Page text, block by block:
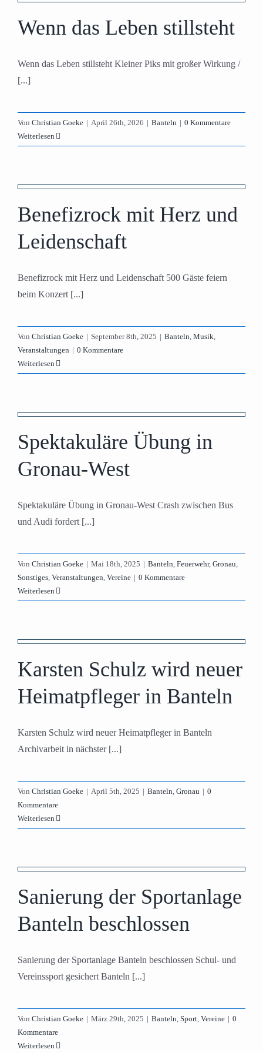
Wenn das Leben stillsteht
Wenn das Leben stillsteht Kleiner Piks mit großer Wirkung /
[...]
Von Christian Goeke | April 26th, 2026 | Banteln | 0 Kommentare
Weiterlesen
Benefizrock mit Herz und
Leidenschaft
Benefizrock mit Herz und Leidenschaft 500 Gäste feiern
beim Konzert [...]
Von Christian Goeke | September 8th, 2025 | Banteln Musik
Veranstaltungen | 0 Kommentare
Weiterlesen
Spektakuläre Übung in
Gronau-West
Spektakuläre Übung in Gronau-West Crash zwischen Bus
und Audi fordert [...]
Von Christian Goeke | Mai 18th, 2025 | Banteln Feuerwehr, Gronau
Sonstiges Veranstaltungen Vereine | 0 Kommentare
Weiterlesen
Karsten Schulz wird neuer
Heimatpfleger in Banteln
Karsten Schulz wird neuer Heimatpfleger in Banteln
Archivarbeit in nächster [...]
Von Christian Goeke | April 5th, 2025 | Banteln Gronau | 0
Kommentare
Weiterlesen
Sanierung der Sportanlage
Banteln beschlossen
Sanierung der Sportanlage Banteln beschlossen Schul- und
Vereinssport gesichert Banteln [...]
Von Christian Goeke | März 29th, 2025 | Banteln Sport Vereine | 0
Kommentare
Weiterlesen